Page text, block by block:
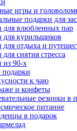
игры и
подарки для
для влюбленных пар
для курильщиков
для отдыха и
снятия стресса
из 90-х
подарки
к чаю
и конфеты
резинки в
питание
в подарок